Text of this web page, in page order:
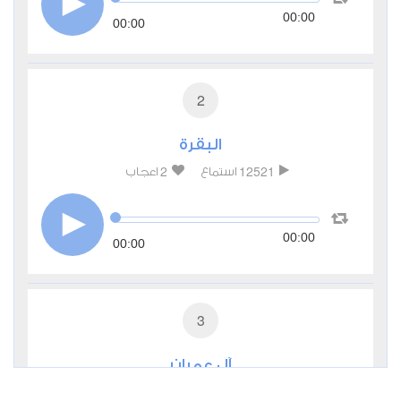
00:00 00:00
2
البقرة
12521 استماع 2 اعجاب
00:00 00:00
3
آل عمران